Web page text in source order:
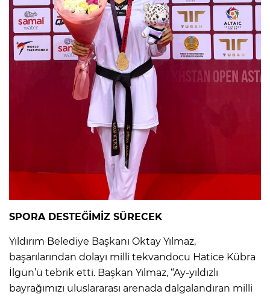
SPORA DESTEĞİMİZ SÜRECEK
Yıldırım Belediye Başkanı Oktay Yılmaz,
başarılarından dolayı milli tekvandocu Hatice Kübra
İlgün’ü tebrik etti. Başkan Yılmaz, “Ay-yıldızlı
bayrağımızı uluslararası arenada dalgalandıran milli